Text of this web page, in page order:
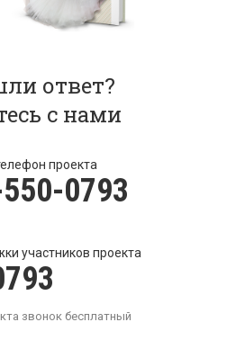
ответ?
с нами
проекта
0793
участников проекта
звонок бесплатный